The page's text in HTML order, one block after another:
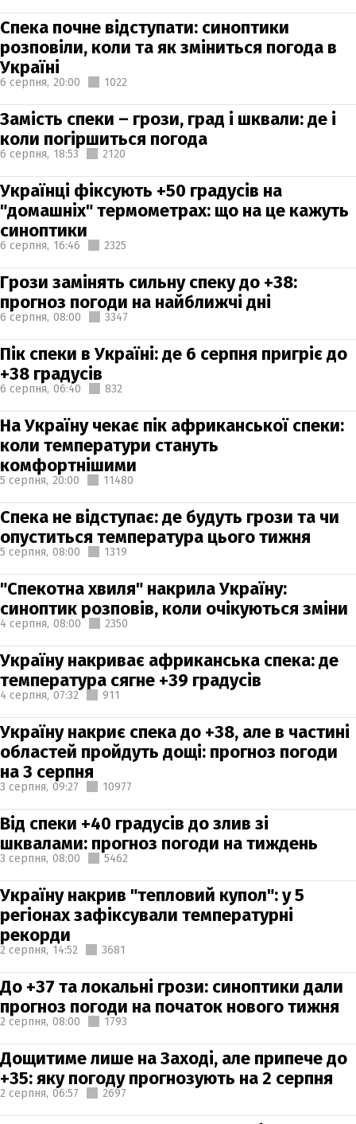
Спека почне відступати: синоптики
розповіли, коли та як зміниться погода в
Україні
6 серпня, 20:00 1022
Замість спеки – грози, град і шквали: де і
коли погіршиться погода
6 серпня, 18:53 2120
Українці фіксують +50 градусів на
"домашніх" термометрах: що на це кажуть
синоптики
6 серпня, 16:46 2325
Грози замінять сильну спеку до +38:
прогноз погоди на найближчі дні
6 серпня, 08:00 3347
Пік спеки в Україні: де 6 серпня пригріє до
+38 градусів
6 серпня, 06:40 832
На Україну чекає пік африканської спеки:
коли температури стануть
комфортнішими
5 серпня, 20:00 11480
Спека не відступає: де будуть грози та чи
опуститься температура цього тижня
5 серпня, 08:00 1319
"Спекотна хвиля" накрила Україну:
синоптик розповів, коли очікуються зміни
4 серпня, 08:00 2350
Україну накриває африканська спека: де
температура сягне +39 градусів
4 серпня, 07:32 911
Україну накриє спека до +38, але в частині
областей пройдуть дощі: прогноз погоди
на 3 серпня
3 серпня, 09:27 10977
Від спеки +40 градусів до злив зі
шквалами: прогноз погоди на тиждень
3 серпня, 08:00 5462
Україну накрив "тепловий купол": у 5
регіонах зафіксували температурні
рекорди
2 серпня, 14:52 3681
До +37 та локальні грози: синоптики дали
прогноз погоди на початок нового тижня
2 серпня, 08:00 1793
Дощитиме лише на Заході, але припече до
+35: яку погоду прогнозують на 2 серпня
2 серпня, 06:57 2697